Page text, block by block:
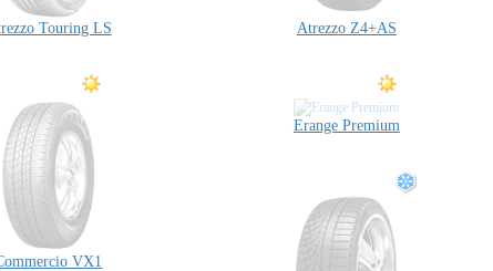
Touring LS Atrezzo Z4+AS
VX1
Erange Premium